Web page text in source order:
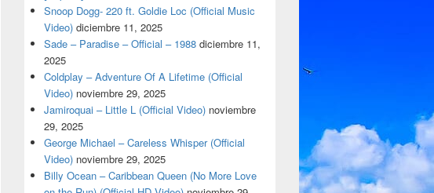
Snoop Dogg- 220 ft. Goldie Loc (Official Music
Video) diciembre 11, 2025
Sade – Paradise – Official – 1988 diciembre 11,
2025
Coldplay – Adventure Of A Lifetime (Official
Video) noviembre 29, 2025
Jamiroquai – Little L (Official Video) noviembre
29, 2025
George Michael – Careless Whisper (Official
Video) noviembre 29, 2025
Billy Ocean – Caribbean Queen (No More Love